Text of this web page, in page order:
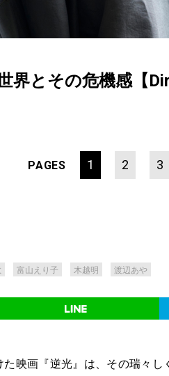
界とその危機感【
PAGES 1 2 3
富山えり子 木越明 渡辺あや
映画『逆光』は、その瑞々し